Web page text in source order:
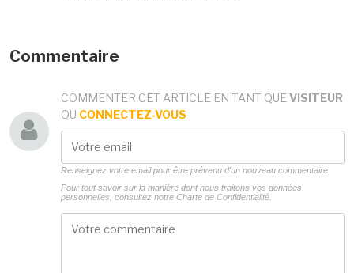
Commentaire
COMMENTER CET ARTICLE EN TANT QUE VISITEUR
OU CONNECTEZ-VOUS
Renseignez votre email pour être prévenu d'un nouveau commentaire
Pour tout savoir sur la manière dont nous traitons vos données
personnelles, consultez notre Charte de Confidentialité.